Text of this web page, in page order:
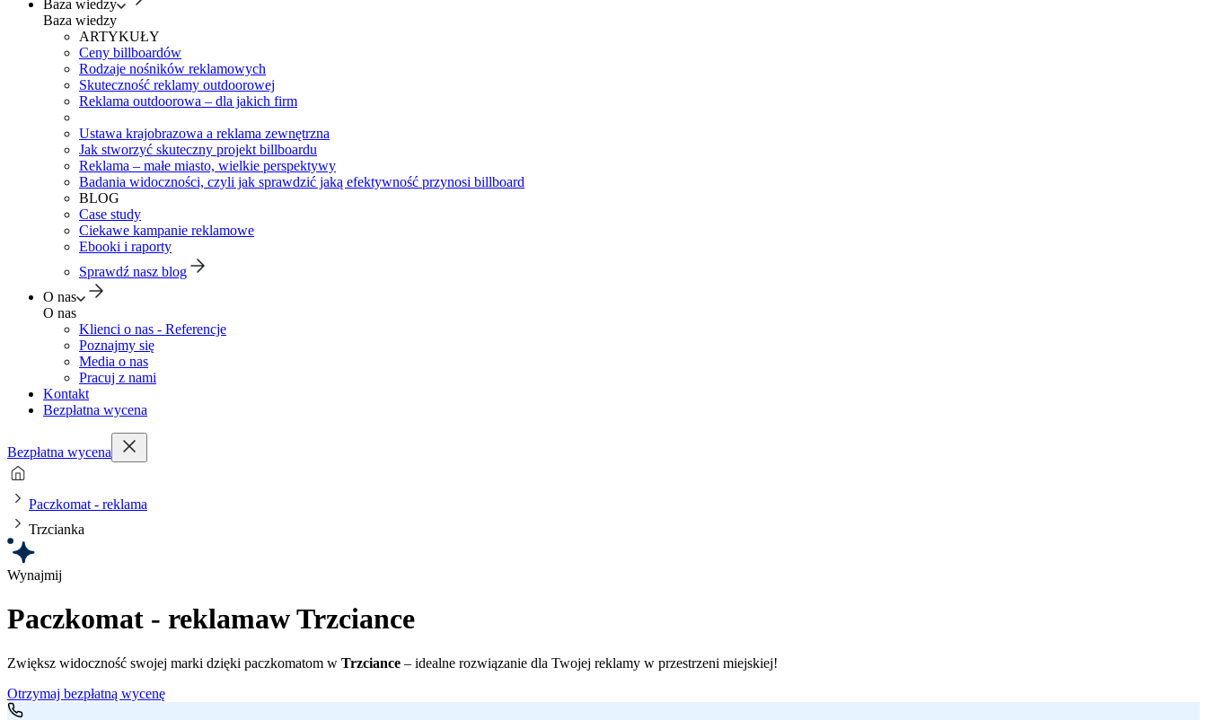
Baza wiedzy
Baza wiedzy
ARTYKUŁY
Ceny billboardów
Rodzaje nośników reklamowych
Skuteczność reklamy outdoorowej
Reklama outdoorowa – dla jakich firm
Ustawa krajobrazowa a reklama zewnętrzna
Jak stworzyć skuteczny projekt billboardu
Reklama – małe miasto, wielkie perspektywy
Badania widoczności, czyli jak sprawdzić jaką efektywność przynosi billboard
BLOG
Case study
Ciekawe kampanie reklamowe
Ebooki i raporty
Sprawdź nasz blog
O nas
O nas
Klienci o nas - Referencje
Poznajmy się
Media o nas
Pracuj z nami
Kontakt
Bezpłatna wycena
Bezpłatna wycena
Paczkomat - reklama
Trzcianka
Wynajmij
Paczkomat - reklamaw Trzciance
Zwiększ widoczność swojej marki dzięki paczkomatom w Trzciance – idealne rozwiązanie dla Twojej reklamy w przestrzeni miejskiej!
Otrzymaj bezpłatną wycenę